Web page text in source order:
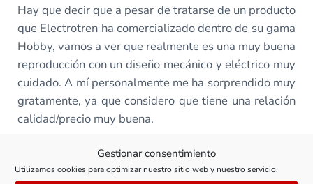
Gestionar consentimiento
Utilizamos cookies para optimizar nuestro sitio web y nuestro servicio.
Hay que decir que a pesar de tratarse de un producto
que Electrotren ha comercializado dentro de su gama
Hobby, vamos a ver que realmente es una muy buena
reproducción con un diseño mecánico y eléctrico muy
cuidado. A mí personalmente me ha sorprendido muy
gratamente, ya que considero que tiene una relación
calidad/precio muy buena.
A lo largo de tres vídeos vamos a aprender a realizar
el mantenimiento y digitalización, la transformación